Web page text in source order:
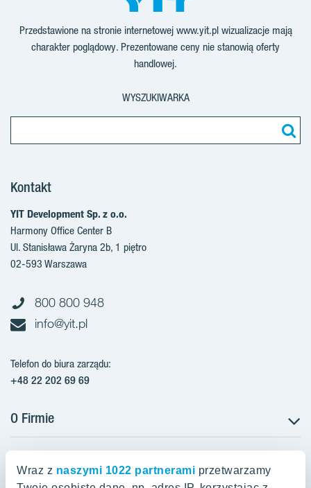
Wraz z naszymi 1022 partnerami przetwarzamy
Przedstawione na stronie internetowej www.yit.pl wizualizacje mają
charakter poglądowy. Prezentowane ceny nie stanowią oferty
handlowej.
WYSZUKIWARKA
Kontakt
YIT Development Sp. z o.o.
Harmony Office Center B
Ul. Stanisława Żaryna 2b, 1 piętro
02-593 Warszawa
800 800 948
info@yit.pl
Telefon do biura zarządu:
+48 22 202 69 69
O Firmie
Projekty w przygotowaniu
Projekty zrealizowane
Projekty w Polsce